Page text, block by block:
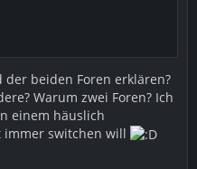
beiden Foren erklären?
Warum zwei Foren? Ich
einem häuslich
switchen will